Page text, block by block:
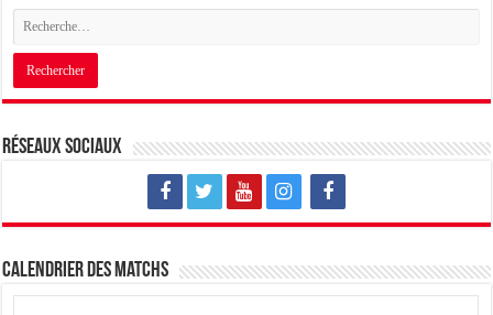
Réseaux sociaux
Calendrier des matchs